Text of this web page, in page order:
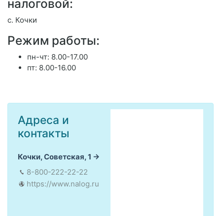
налоговой:
с. Кочки
Режим работы:
пн-чт: 8.00-17.00
пт: 8.00-16.00
Адреса и
контакты
Кочки, Советская, 1
8-800-222-22-22
https://www.nalog.ru